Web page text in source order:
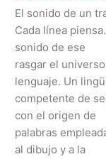
El sonido de un
Cada línea
sonido de ese
rasgar el
lenguaje. Un
competente de
con el origen de
palabras
al dibujo y a la